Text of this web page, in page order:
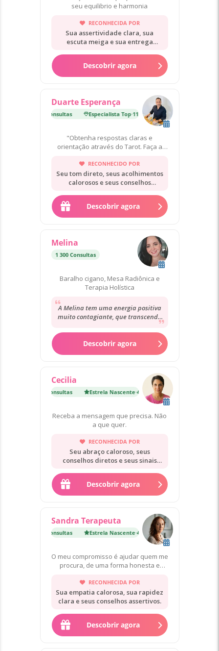
seu equilibrio e harmonia
RECONHECIDA POR
Sua assertividade clara, sua
escuta meiga e sua entrega
Descobrir agora
Duarte Esperança
11 000 Consultas Especialista Top·11 000 Consultas
"Obtenha respostas claras e
orientação através do Tarot. Faça a
RECONHECIDO POR
Seu tom direto, seus acolhimentos
calorosos e seus conselhos
Descobrir agora
Melina
1 300 Consultas
Baralho cigano, Mesa Radiônica e
Terapia Holística
A Melina tem uma energia positiva
muito contagiante, que transcende
ao seu tarot. Mostra muita simpatia
mas também...
Descobrir agora
Cecilia
4 500 Consultas Estrela Nascente·4 500 Consultas
Receba a mensagem que precisa. Não
a que quer.
RECONHECIDA POR
Seu abraço caloroso, seus
conselhos diretos e seus sinais
Descobrir agora
Sandra Terapeuta
4 600 Consultas Estrela Nascente·4 600 Consultas
O meu compromisso é ajudar quem me
procura, de uma forma honesta e
RECONHECIDA POR
Sua empatia calorosa, sua rapidez
clara e seus conselhos assertivos.
Descobrir agora